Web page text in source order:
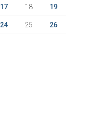
17 18 19
24 25 26